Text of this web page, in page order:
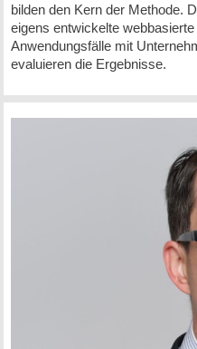
bilden den Kern der Methode.
eigens entwickelte
Anwendungsfälle mit
evaluieren die Ergebnisse.